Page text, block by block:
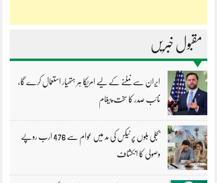
مقبول خبریں
ایران سے نمٹنے کے لیے امریکا ہر ہتھیار استعمال کرے گا،
نائب صدر کا سخت پیغام
بجلی بلوں پر ٹیکس کی مد میں عوام سے 476 ارب روپے
وصولی کا انکشاف